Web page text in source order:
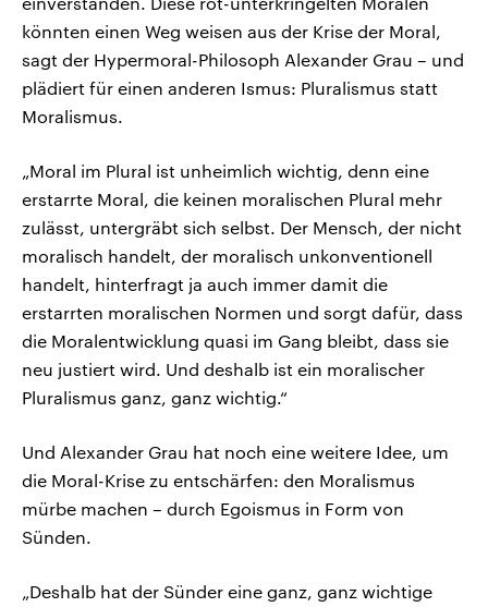
könnten einen Weg weisen aus der Krise der Moral,
sagt der Hypermoral-Philosoph Alexander Grau – und
plädiert für einen anderen Ismus: Pluralismus statt
Moralismus.
„Moral im Plural ist unheimlich wichtig, denn eine
erstarrte Moral, die keinen moralischen Plural mehr
zulässt, untergräbt sich selbst. Der Mensch, der nicht
moralisch handelt, der moralisch unkonventionell
handelt, hinterfragt ja auch immer damit die
erstarrten moralischen Normen und sorgt dafür, dass
die Moralentwicklung quasi im Gang bleibt, dass sie
neu justiert wird. Und deshalb ist ein moralischer
Pluralismus ganz, ganz wichtig.“
Und Alexander Grau hat noch eine weitere Idee, um
die Moral-Krise zu entschärfen: den Moralismus
mürbe machen – durch Egoismus in Form von
Sünden.
„Deshalb hat der Sünder eine ganz, ganz wichtige